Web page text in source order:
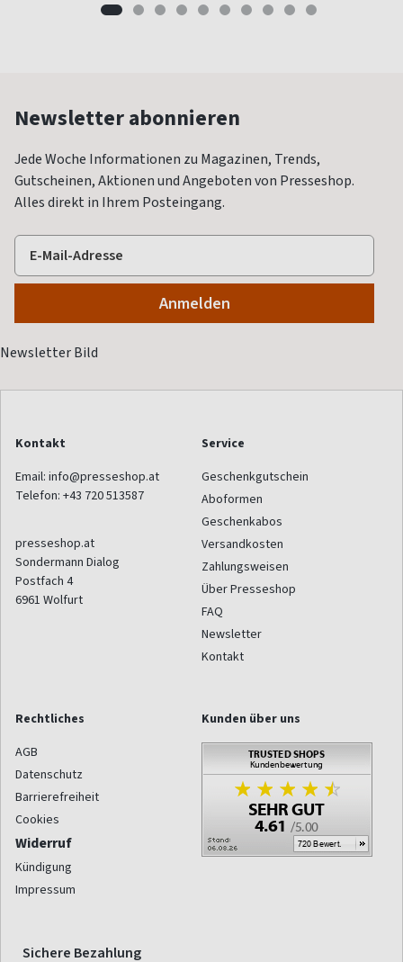
Newsletter abonnieren
Jede Woche Informationen zu Magazinen, Trends,
Gutscheinen, Aktionen und Angeboten von Presseshop.
Alles direkt in Ihrem Posteingang.
Kontakt
Email: info@presseshop.at
Telefon: +43 720 513587
presseshop.at
Sondermann Dialog
Postfach 4
6961 Wolfurt
Service
Geschenkgutschein
Aboformen
Geschenkabos
Versandkosten
Zahlungsweisen
Über Presseshop
FAQ
Newsletter
Kontakt
Rechtliches
AGB
Datenschutz
Barrierefreiheit
Cookies
Widerruf
Kündigung
Impressum
Kunden über uns
Sichere Bezahlung